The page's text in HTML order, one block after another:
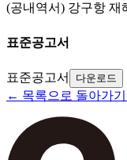
(공내역서) 강구항 재
표준공고서
표준공고서 다운로드
← 목록으로 돌아가기